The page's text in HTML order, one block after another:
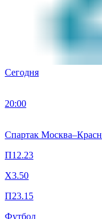
Сегодня
20:00
Спартак Москва–
П1 2.23
X3.50
П23.15
Футбол